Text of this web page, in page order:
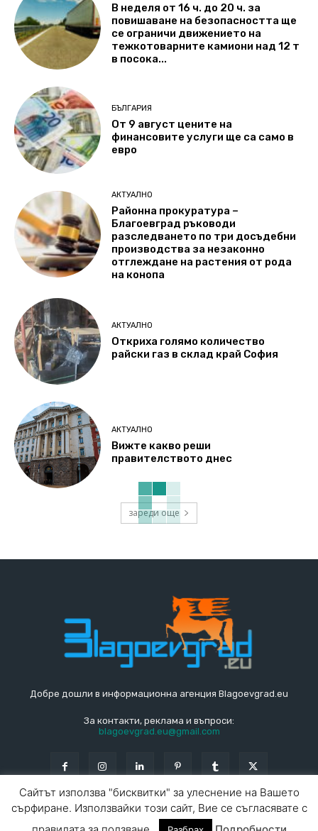
В неделя от 16 ч. до 20 ч. за
повишаване на безопасността ще
се ограничи движението на
тежкотоварните камиони над 12 т
в посока...
БЪЛГАРИЯ
От 9 август цените на
финансовите услуги ще са само в
евро
АКТУАЛНО
Районна прокуратура –
Благоевград ръководи
разследването по три досъдебни
производства за незаконно
отглеждане на растения от рода
на конопа
АКТУАЛНО
Откриха голямо количество
райски газ в склад край София
АКТУАЛНО
Вижте какво реши
правителството днес
зареди още
Добре дошли в информационна агенция Blagoevgrad.eu
За контакти, реклама и въпроси:
blagoevgrad.eu@gmail.com
© Blagoevgrad.EU 2010 - 2026 Общи условия |
Сайтът използва "бисквитки" за улеснение на Вашето
сърфиране. Използвайки този сайт, Вие се съгласявате с